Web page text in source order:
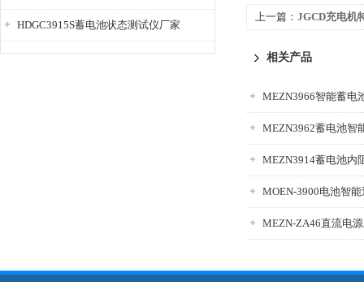
HDGC3915S蓄电池状态测试仪厂家
上一篇： JGCD充电机
相关产品
MEZN3962蓄电池智
MEZN3914蓄电池内
MOEN-3900电池智